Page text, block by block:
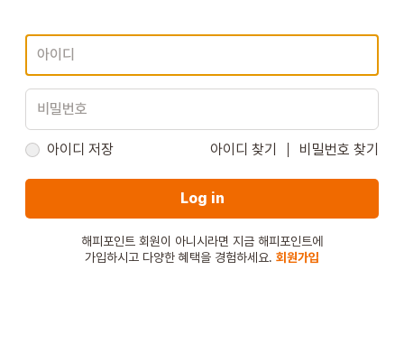
MENU
EVENT
STORE
아이디 저장 아이디 찾기 비밀번호 찾기
Log in
해피포인트 회원이 아니시라면 지금 해피포인트에
가입하시고 다양한 혜택을 경험하세요. 회원가입